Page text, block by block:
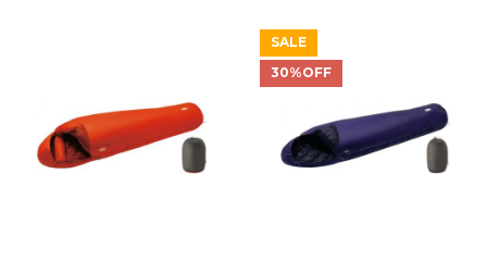
SALE
30%OFF